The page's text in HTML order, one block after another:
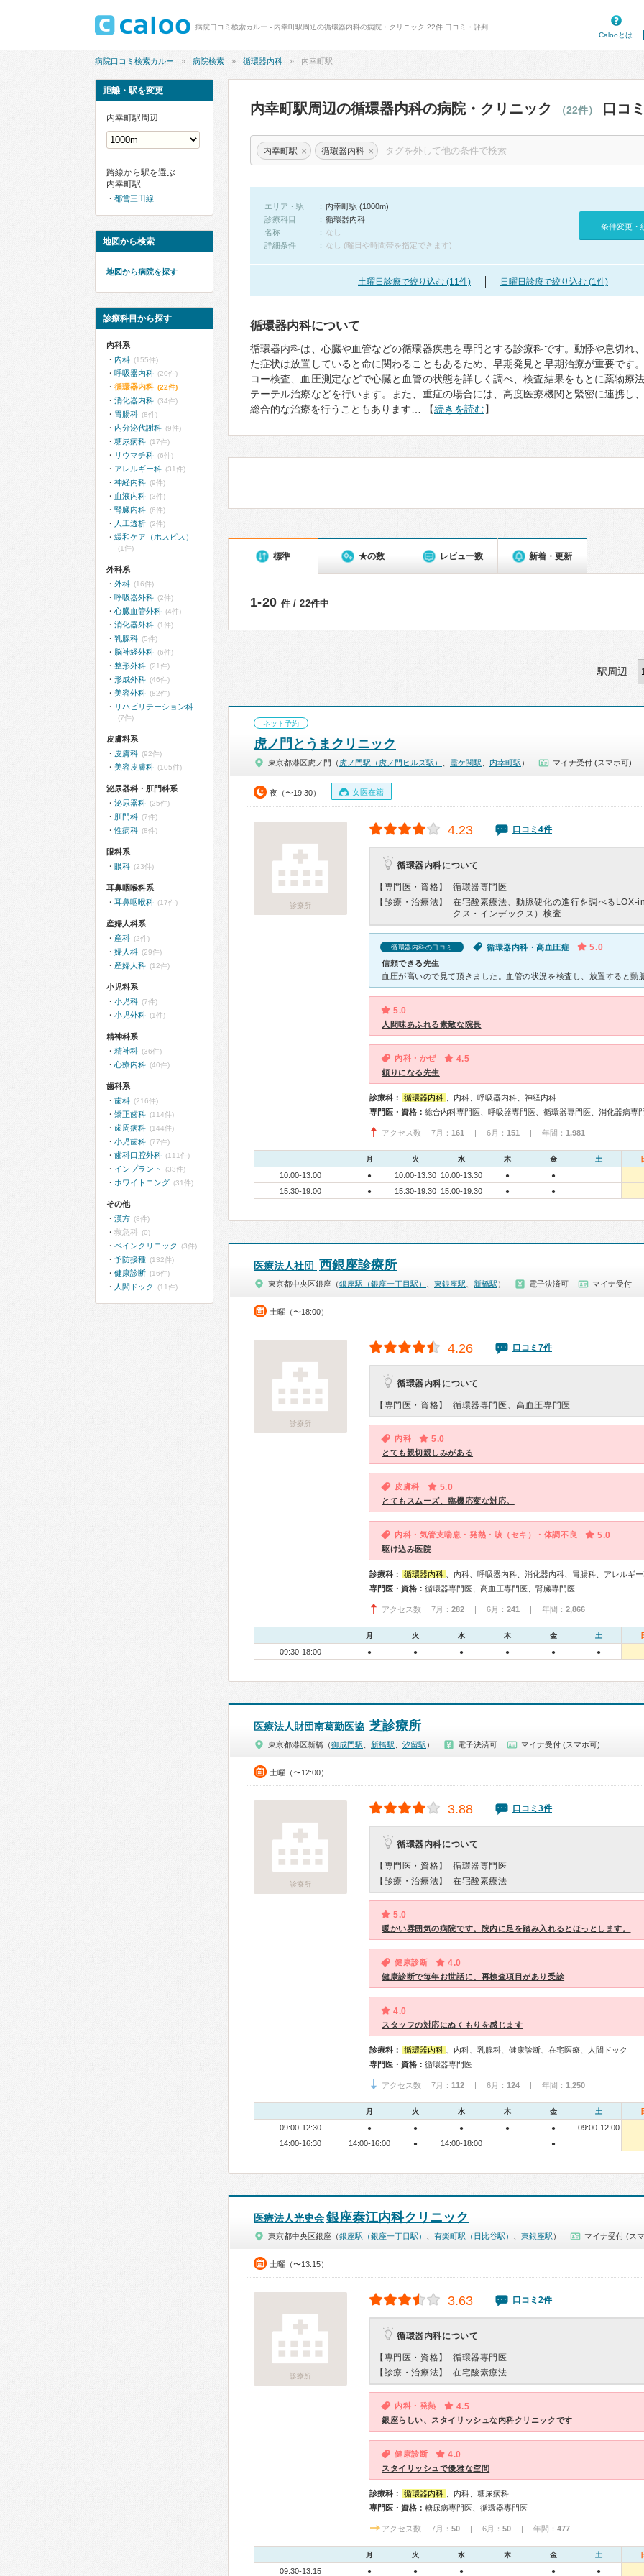
病院口コミ検索カルー - 内幸町駅周辺の循環器内科の病院・クリニック 22件 口コミ・評判
Calooとは
病院口コミ検索カルー 病院検索 循環器内科 内幸町駅
内幸町駅周辺の循環器内科の病院・クリニック （22件） 口コ
内幸町駅 × 循環器内科 ×
エリア・駅
内幸町駅 (1000m)
診療科目
循環器内科
名称
なし
詳細条件
なし (曜日や時間帯を指定できます)
条件変更・
土曜日診療で絞り込む (11件) 日曜日診療で絞り込む (1件)
循環器内科について
循環器内科は、心臓や血管などの循環器疾患を専門とする診療科です。動悸や息切れ
た症状は放置していると命に関わることもあるため、早期発見と早期治療が重要です
コー検査、血圧測定などで心臓と血管の状態を詳しく調べ、検査結果をもとに薬物療
テーテル治療などを行います。また、重症の場合には、高度医療機関と緊密に連携し
総合的な治療を行うこともあります… 【続きを読む】
標準 ★の数 レビュー数 新着・更新
1-20 件 / 22件中
駅周辺
ネット予約
虎ノ門とうまクリニック
東京都港区虎ノ門（ 虎ノ門駅（虎ノ門ヒルズ駅） 霞ケ関駅 内幸町駅 ） マイナ受付 (スマホ可)
夜（〜19:30） 女医在籍
診療所
4.23 口コミ4件
循環器内科について
【専門医・資格】
循環器専門医
【診療・治療法】
在宅酸素療法、動脈硬化の進行を調べるLOX-
クス・インデックス）検査
循環器内科の口コミ 循環器内科・高血圧症 5.0
信頼できる先生
5.0
人間味あふれる素敵な院長
内科・かぜ 4.5
頼りになる先生
診療科： 循環器内科
、内科、呼吸器内科、神経内科
専門医・資格：
アクセス数 7月： 161 | 6月： 151 | 年間： 1,981
月 火 水 木 金 土
10:00-13:00 ● 10:00-13:30 10:00-13:30 ● ●
15:30-19:00 ● 15:30-19:30 15:00-19:30 ● ●
医療法人社団 西銀座診療所
東京都中央区銀座（銀座駅（銀座一丁目駅） 東銀座駅 新橋駅 ） 電子決済可 マイナ受付
土曜（〜18:00）
診療所
4.26 口コミ7件
循環器内科について
【専門医・資格】 循環器専門医、高血圧専門医
内科 5.0
とても親切親しみがある
皮膚科 5.0
とてもスムーズ、臨機応変な対応。
内科・気管支喘息・発熱・咳（セキ）・体調不良 5.0
駆け込み医院
診療科： 循環器内科
、内科、呼吸器内科、消化器内科、胃腸科、アレルギ
専門医・資格： 循環器専門医、高血圧専門医、腎臓専門医
アクセス数 7月： 282 | 6月： 241 | 年間： 2,866
月 火 水 木 金 土
09:30-18:00 ● ● ● ● ● ●
医療法人財団南葛勤医協 芝診療所
東京都港区新橋（御成門駅 新橋駅 汐留駅 ） 電子決済可 マイナ受付 (スマホ可)
土曜（〜12:00）
診療所
3.88 口コミ3件
循環器内科について
【専門医・資格】
循環器専門医
【診療・治療法】
在宅酸素療法
5.0
暖かい雰囲気の病院です。院内に足を踏み入れるとほっとします。
健康診断 4.0
健康診断で毎年お世話に、再検査項目があり受診
4.0
スタッフの対応にぬくもりを感じます
診療科： 循環器内科
、内科、乳腺科、健康診断、在宅医療、人間ドック
専門医・資格： 循環器専門医
アクセス数 7月： 112 | 6月： 124 | 年間： 1,250
月 火 水 木 金 土
09:00-12:30 ● ● ● ● ●
09:00-12:00
14:00-16:30
14:00-16:00 ● 14:00-18:00 ●
医療法人光史会銀座泰江内科クリニック
東京都中央区銀座（銀座駅（銀座一丁目駅） 有楽町駅（日比谷駅） 東銀座駅 ） マイナ受付 (ス
土曜（〜13:15）
診療所
3.63 口コミ2件
循環器内科について
【専門医・資格】
循環器専門医
【診療・治療法】
在宅酸素療法
内科・発熱 4.5
銀座らしい、スタイリッシュな内科クリニックです
健康診断 4.0
スタイリッシュで優雅な空間
診療科： 循環器内科
、内科、糖尿病科
専門医・資格： 糖尿病専門医、循環器専門医
アクセス数 7月： 50 | 6月： 50 | 年間： 477
月 火 水 木 金 土
09:30-13:15 ● ● ● ● ●
距離・駅を変更
内幸町駅周辺
路線から駅を選ぶ
内幸町駅
都営三田線
地図から検索
地図から病院を探す
診療科目から探す
内科系
内科 (155件)
呼吸器内科 (20件)
循環器内科 (22件)
消化器内科 (34件)
胃腸科 (8件)
内分泌代謝科 (9件)
糖尿病科 (17件)
リウマチ科 (6件)
アレルギー科 (31件)
神経内科 (9件)
血液内科 (3件)
腎臓内科 (6件)
人工透析 (2件)
緩和ケア（ホスピス）
(1件)
外科系
外科 (16件)
呼吸器外科 (2件)
心臓血管外科 (4件)
消化器外科 (1件)
乳腺科 (5件)
脳神経外科 (6件)
整形外科 (21件)
形成外科 (46件)
美容外科 (82件)
リハビリテーション科
(7件)
皮膚科系
皮膚科 (92件)
美容皮膚科 (105件)
泌尿器科・肛門科系
泌尿器科 (25件)
肛門科 (7件)
性病科 (8件)
眼科系
眼科 (23件)
耳鼻咽喉科系
耳鼻咽喉科 (17件)
産婦人科系
産科 (2件)
婦人科 (29件)
産婦人科 (12件)
小児科系
小児科 (7件)
小児外科 (1件)
精神科系
精神科 (36件)
心療内科 (40件)
歯科系
歯科 (216件)
矯正歯科 (114件)
歯周病科 (144件)
小児歯科 (77件)
歯科口腔外科 (111件)
インプラント (33件)
ホワイトニング (31件)
その他
漢方 (8件)
救急科 (0)
ペインクリニック (3件)
予防接種 (132件)
健康診断 (16件)
人間ドック (11件)